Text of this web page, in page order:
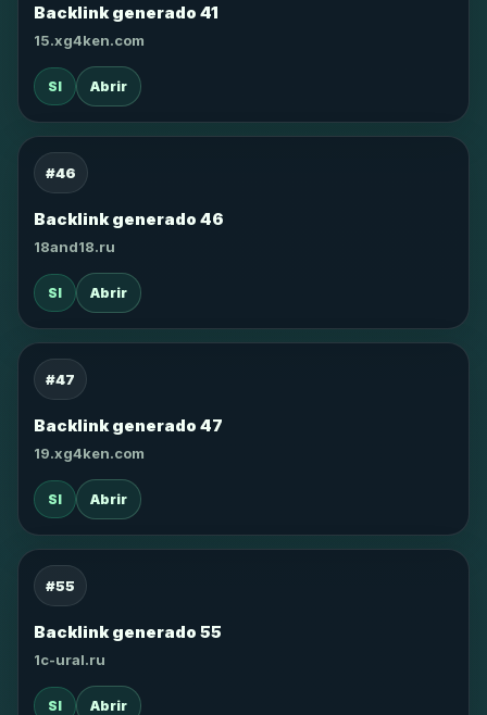
Backlink generado 41
15.xg4ken.com
SI Abrir
#46
Backlink generado 46
18and18.ru
SI Abrir
#47
Backlink generado 47
19.xg4ken.com
SI Abrir
#55
Backlink generado 55
1c-ural.ru
SI Abrir